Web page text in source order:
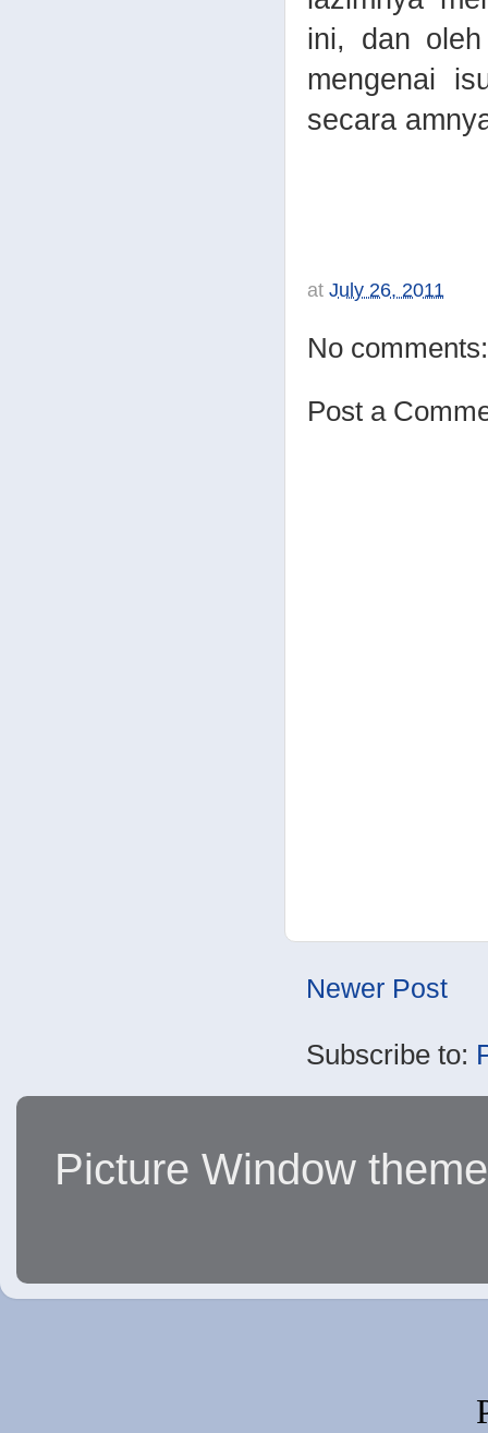
ini, dan
mengenai
secara
at July 26, 2011
No comments:
Post a
Newer Post
Subscribe to:
Picture Window